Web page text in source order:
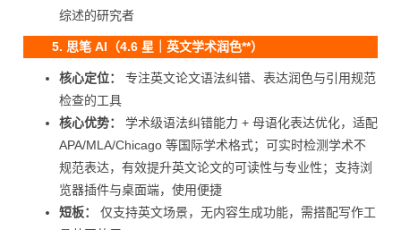
综述的研究者
5. 思笔 AI（4.6 星｜英文学术润色**）
核心定位：
专注英文论文语法纠错、表达润色与引用规范
检查的工具
核心优势：
学术级语法纠错能力 + 母语化表达优化，适配
APA/MLA/Chicago 等国际学术格式；可实时检测学术不
规范表达，有效提升英文论文的可读性与专业性；支持浏
览器插件与桌面端，使用便捷
短板：
仅支持英文场景，无内容生成功能，需搭配写作工